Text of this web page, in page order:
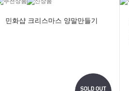
민화샵 크리스마스 양말만들기